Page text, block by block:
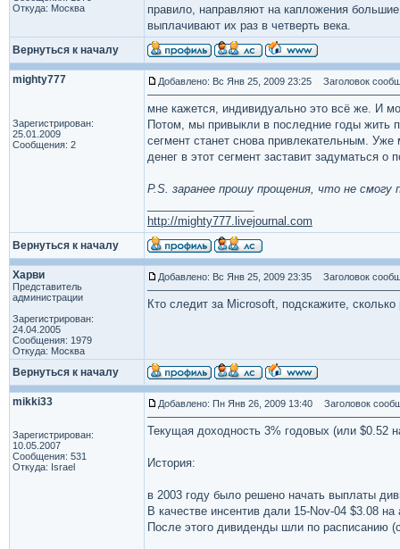
Откуда: Москва
правило, направляют на капложения
выплачивают их раз в четверть века.
Вернуться к началу
mighty777
Зарегистрирован:
25.01.2009
Сообщения: 2
Добавлено: Вс Янв 25, 2009 23:25 Заголовок
мне кажется, индивидуально это всё же. И
Потом, мы привыкли в последние годы жить
сегмент станет снова привлекательным.
денег в этот сегмент заставит задуматься
P.S. заранее прошу прощения, что не смогу
http://mighty777.livejournal.com
Вернуться к началу
Харви
Представитель
администрации
Зарегистрирован:
24.04.2005
Сообщения: 1979
Откуда: Москва
Добавлено: Вс Янв 25, 2009 23:35 Заголовок
Кто следит за Microsoft, подскажите,
Вернуться к началу
mikki33
Зарегистрирован:
10.05.2007
Сообщения: 531
Откуда: Israel
Добавлено: Пн Янв 26, 2009 13:40 Заголовок
Текущая доходность 3% годовых (или $0.52
История:
в 2003 году было решено начать выплаты
В качестве инсентив дали 15-Nov-04 $3.08
После этого дивиденды шли по расписанию